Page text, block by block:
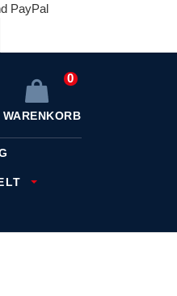
PayPal
0
WARENKORB